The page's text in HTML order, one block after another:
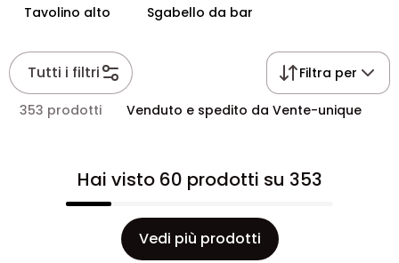
Tavolino alto Sgabello da bar
Tutti i filtri Filtra per
353 prodotti Venduto e spedito da Vente-unique
Hai visto 60 prodotti su 353
Vedi più prodotti